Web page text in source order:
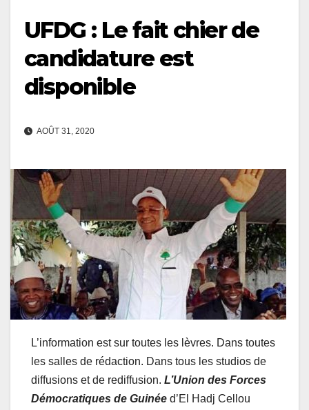
UFDG : Le fait chier de
candidature est
disponible
AOÛT 31, 2020
L’information est sur toutes les lèvres. Dans toutes
les salles de rédaction. Dans tous les studios de
diffusions et de rediffusion. L’Union des Forces
Démocratiques de Guinée d’El Hadj Cellou